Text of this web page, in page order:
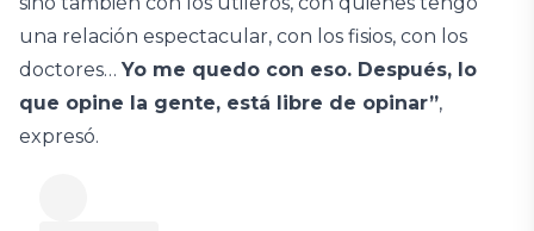
una relación espectacular, con los fisios, con los
doctores… Yo me quedo con eso. Después, lo
que opine la gente, está libre de opinar”,
expresó.